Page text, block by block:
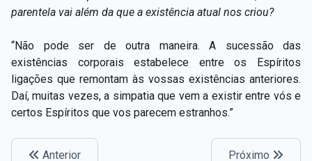
parentela vai além da que a existência atual nos criou?
“Não pode ser de outra maneira. A sucessão das
existências corporais estabelece entre os Espíritos
ligações que remontam às vossas existências anteriores.
Daí, muitas vezes, a simpatia que vem a existir entre vós e
certos Espíritos que vos parecem estranhos.”
Anterior Próximo